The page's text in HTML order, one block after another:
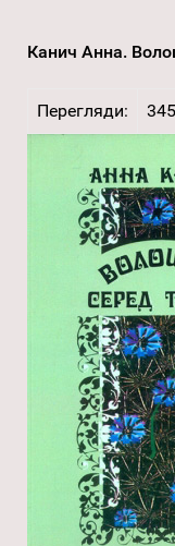
Канич Анна.
Перегляди: